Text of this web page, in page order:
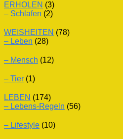
ERHOLEN (3)
– Schlafen (2)
WEISHEITEN (78)
– Leben (28)
– Mensch (12)
– Tier (1)
LEBEN (174)
– Lebens-Regeln (56)
– Lifestyle (10)